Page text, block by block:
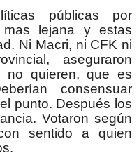
públicas por
lejana y estas
Ni Macri, ni CFK ni
aseguraron
no quieren, que es
consensuar
punto. Después los
Votaron según
sentido a quien